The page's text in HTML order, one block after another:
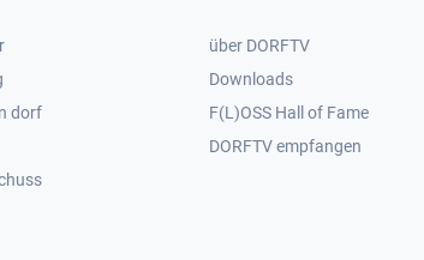
dorf
Footer 3
über DORFTV
Downloads
F(L)OSS Hall of Fame
Footer 4
DORFTV empfangen